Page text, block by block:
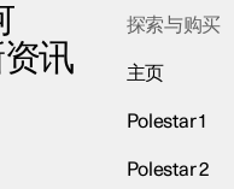
讯
探索与购买
主页
Polestar 1
Polestar 2